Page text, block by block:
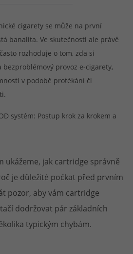
cigarety se může na první
banalita. Ve skutečnosti ale právě
rozhoduje o tom, zda si
provoz e-cigarety,
v podobě protékání či
ukážeme, jak cartridge správně
je důležité počkat před prvním
pozor, aby vám cartridge
dodržovat pár základních
typickým chybám.